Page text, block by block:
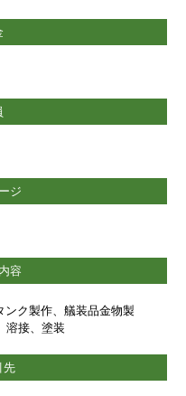
ジ
容
ク製作、艤装品金物製
溶接、塗装
先